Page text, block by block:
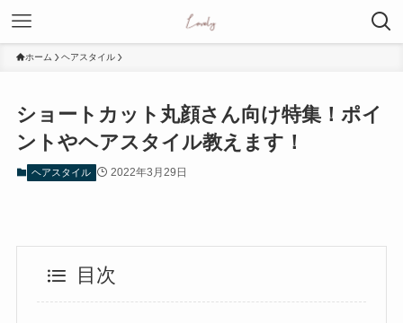
ホーム ヘアスタイル
ショートカット丸顔さん向け特集！ポイ
ントやヘアスタイル教えます！
ヘアスタイル 2022年3月29日
目次